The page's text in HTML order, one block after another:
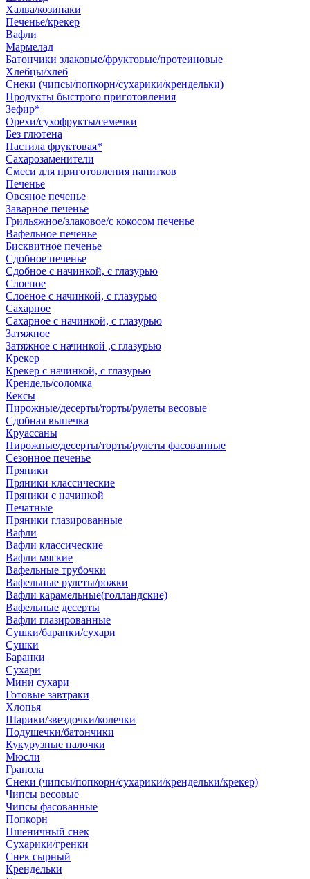
Халва/козинаки
Печенье/крекер
Вафли
Мармелад
Батончики злаковые/фруктовые/протеиновые
Хлебцы/хлеб
Снеки (чипсы/попкорн/сухарики/крендельки)
Продукты быстрого приготовления
Зефир*
Орехи/сухофрукты/семечки
Без глютена
Пастила фруктовая*
Сахарозаменители
Смеси для приготовления напитков
Печенье
Овсяное печенье
Заварное печенье
Грильяжное/злаковое/с кокосом печенье
Вафельное печенье
Бисквитное печенье
Сдобное печенье
Сдобное с начинкой, с глазурью
Слоеное
Слоеное с начинкой, с глазурью
Сахарное
Сахарное с начинкой, с глазурью
Затяжное
Затяжное с начинкой ,с глазурью
Крекер
Крекер с начинкой, с глазурью
Крендель/соломка
Кексы
Пирожные/десерты/торты/рулеты весовые
Сдобная выпечка
Круассаны
Пирожные/десерты/торты/рулеты фасованные
Сезонное печенье
Пряники
Пряники классические
Пряники с начинкой
Печатные
Пряники глазированные
Вафли
Вафли классические
Вафли мягкие
Вафельные трубочки
Вафельные рулеты/рожки
Вафли карамельные(голландские)
Вафельные десерты
Вафли глазированные
Сушки/баранки/сухари
Сушки
Баранки
Сухари
Мини сухари
Готовые завтраки
Хлопья
Шарики/звездочки/колечки
Подушечки/батончики
Кукурузные палочки
Мюсли
Гранола
Снеки (чипсы/попкорн/сухарики/крендельки/крекер)
Чипсы весовые
Чипсы фасованные
Попкорн
Пшеничный снек
Сухарики/гренки
Снек сырный
Крендельки